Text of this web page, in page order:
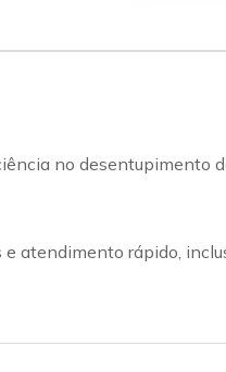
no desentupimento
atendimento rápido,